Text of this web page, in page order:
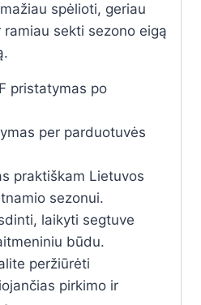
spėlioti, geriau
sekti sezono eigą
pristatymas po
per parduotuvės
praktiškam Lietuvos
sezonui.
laikyti segtuve
būdu.
peržiūrėti
pirkimo ir